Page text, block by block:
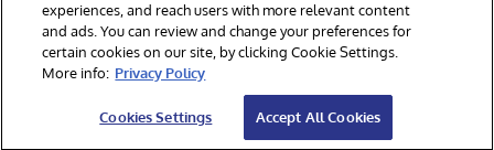
Mitteilungen/Geschäftsbedingungen
Geld-zurück-Garantie
Impressum Barrierefreiheit
experiences, and reach users with more relevant content
and ads. You can review and change your preferences for
certain cookies on our site, by clicking Cookie Settings.
More info: Privacy Policy
Cookies Settings Accept All Cookies